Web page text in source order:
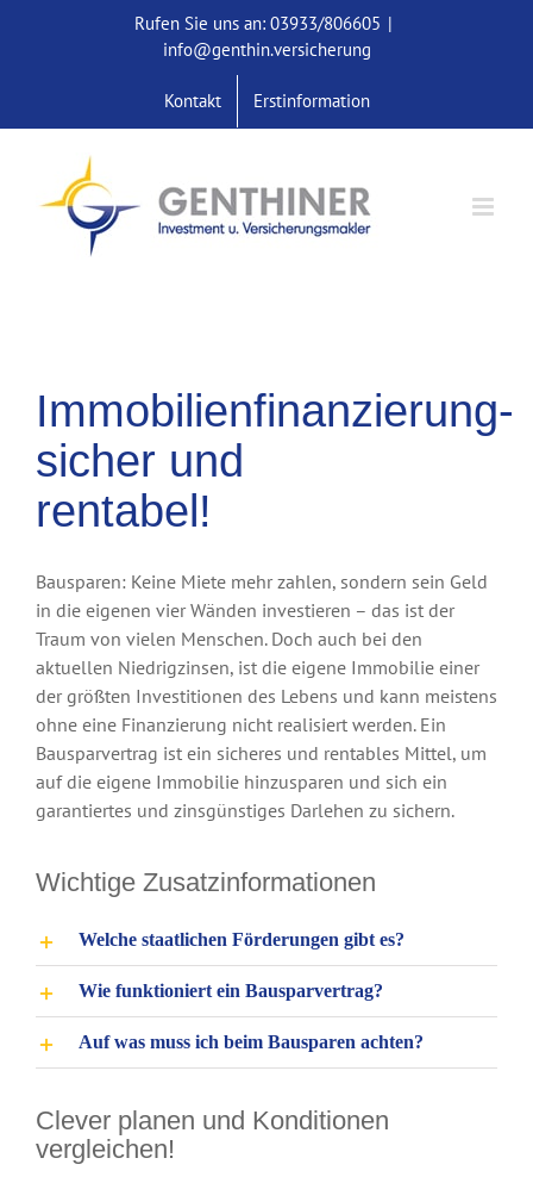
Rufen Sie uns an: 03933/806605 |
info@genthin.versicherung
Kontakt Erstinformation
Immobilienfinanzierung-
sicher und
rentabel!
Bausparen: Keine Miete mehr zahlen, sondern sein Geld
in die eigenen vier Wänden investieren – das ist der
Traum von vielen Menschen. Doch auch bei den
aktuellen Niedrigzinsen, ist die eigene Immobilie einer
der größten Investitionen des Lebens und kann meistens
ohne eine Finanzierung nicht realisiert werden. Ein
Bausparvertrag ist ein sicheres und rentables Mittel, um
auf die eigene Immobilie hinzusparen und sich ein
garantiertes und zinsgünstiges Darlehen zu sichern.
Wichtige Zusatzinformationen
Welche staatlichen Förderungen gibt es?
Wie funktioniert ein Bausparvertrag?
Auf was muss ich beim Bausparen achten?
Clever planen und Konditionen
vergleichen!